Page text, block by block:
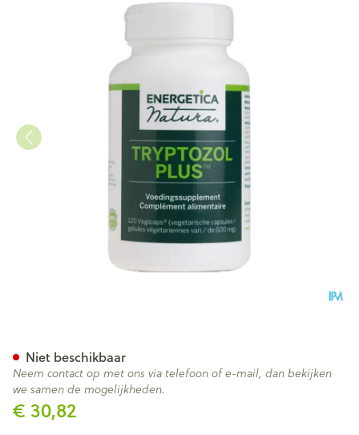
€ 30,82
Niet beschikbaar
Neem contact op met ons via telefoon of e-mail, dan bekijken
we samen de mogelijkheden.